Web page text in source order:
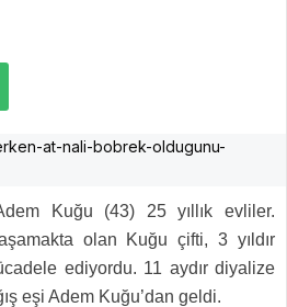
Kuğu (43) 25 yıllık evliler.
olan Kuğu çifti, 3 yıldır
ediyordu. 11 aydır diyalize
eşi Adem Kuğu’dan geldi.